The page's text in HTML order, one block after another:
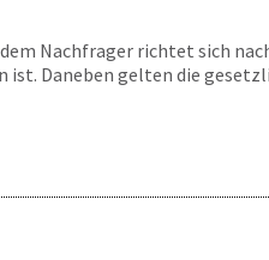
Nachfrager richtet sich
Daneben gelten die